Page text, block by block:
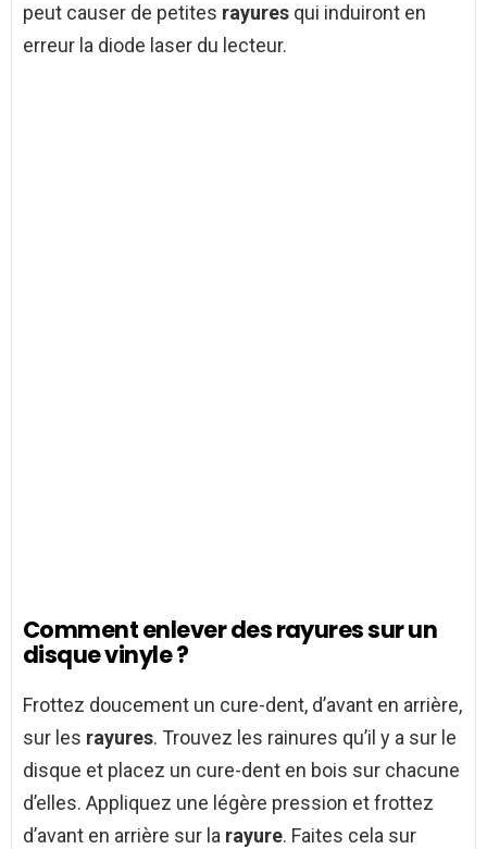
peut causer de petites rayures qui induiront en
erreur la diode laser du lecteur.
Comment enlever des rayures sur un
disque vinyle ?
Frottez doucement un cure-dent, d’avant en arrière,
sur les rayures. Trouvez les rainures qu’il y a sur le
disque et placez un cure-dent en bois sur chacune
d’elles. Appliquez une légère pression et frottez
d’avant en arrière sur la rayure. Faites cela sur